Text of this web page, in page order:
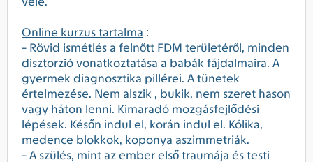
Online kurzus tartalma :
- Rövid ismétlés a felnőtt FDM területéről, minden
disztorzió vonatkoztatása a babák fájdalmaira. A
gyermek diagnosztika pillérei. A tünetek
értelmezése. Nem alszik , bukik, nem szeret hason
vagy háton lenni. Kimaradó mozgásfejlődési
lépések. Későn indul el, korán indul el. Kólika,
medence blokkok, koponya aszimmetriák.
- A szülés, mint az ember első traumája és testi